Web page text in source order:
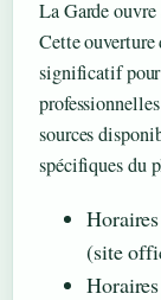
La Garde ouvre
Cette
significatif pour
sources
spécifiques du
(site